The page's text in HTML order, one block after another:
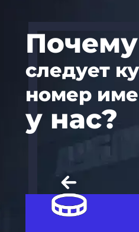
Почему
следует
номер
у нас?